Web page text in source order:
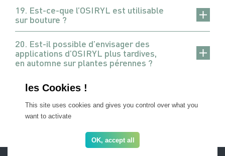
19. Est-ce-que l’OSIRYL est utilisable
sur bouture ?
20. Est-il possible d’envisager des
applications d’OSIRYL plus tardives,
en automne sur plantes pérennes ?
21. Au regard des résultats de
est-il possible d’améliorer la nutrition
des cultures en situation de stress ?
This site uses cookies and gives you control over what you
want to activate
OK, accept all